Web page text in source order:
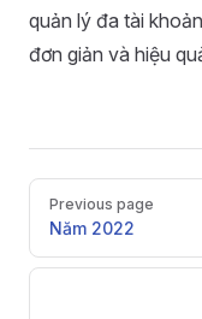
quản lý đa tài
đơn giản và hiệu
Pager
Previous page
Năm 2022